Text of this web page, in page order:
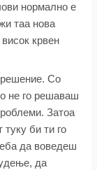
нормално е
таа нова
крвен
решение. Со
не го решаваш
Затоа
туку би ти го
да воведеш
да